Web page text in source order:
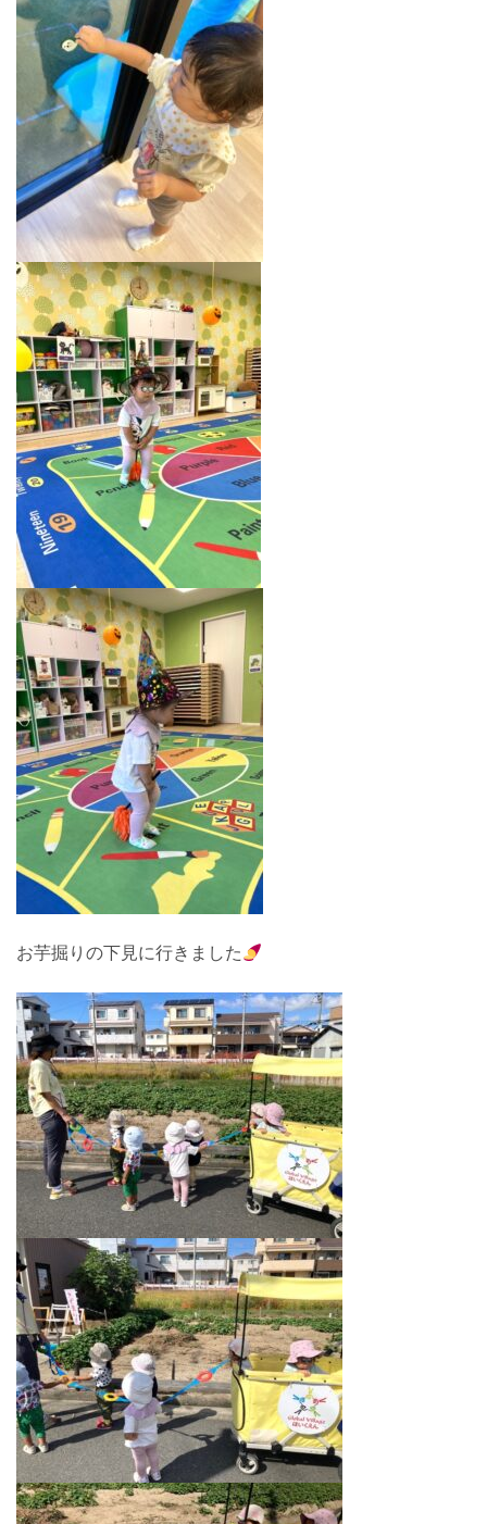
お芋掘りの下見に行きました